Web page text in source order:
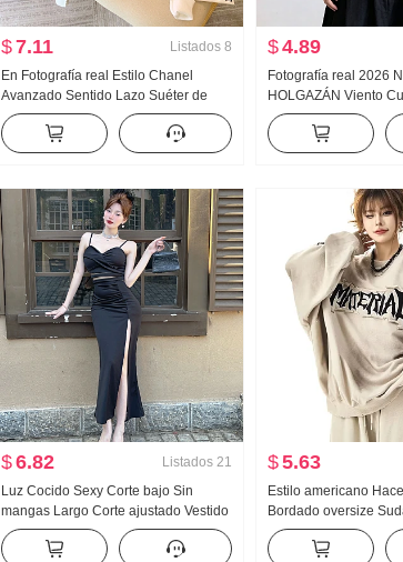
$7.11 Listados 8
En Fotografía real Estilo Chanel
Avanzado Sentido Lazo Suéter de
punto Mujer 2025 Otoño Invierno
Nuevo Diseño Sentido Suéter
Cárdigan
$4.89
Fotografía real 2026
HOLGAZÁN Viento
Calado Manga Larga
Mujer Holgado
Suéter Top
$6.82 Listados 21
Luz Cocido Sexy Corte bajo Sin
mangas Largo Corte ajustado Vestido
de tirantes Moda Real Hermana Estilo
Abertura Espalda descubierta
$5.63
Estilo americano
Bordado oversize
Primavera Retro
Viento Unisex Casual